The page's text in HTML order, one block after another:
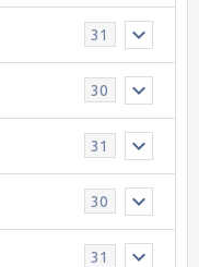
31
30
31
30
31